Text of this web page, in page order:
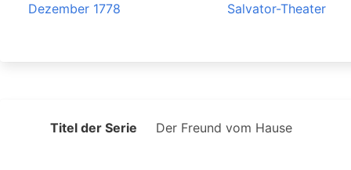
Dezember 1778 Salvator-Theater
Titel der Serie Der Freund vom Hause